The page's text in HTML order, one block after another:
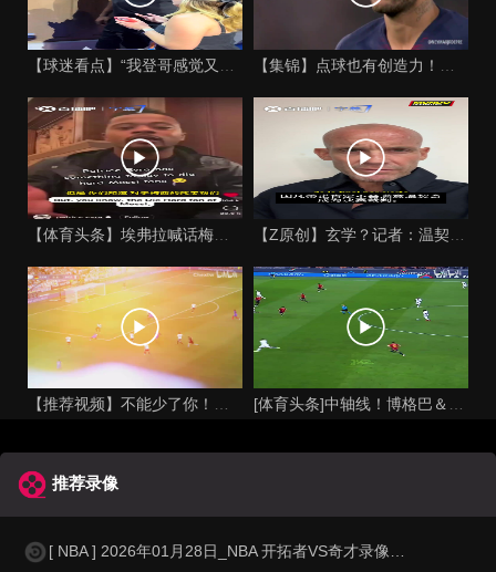
推荐录像
[ NBA ] 2026年01月28日_NBA 开拓者VS奇才录像_全场录像